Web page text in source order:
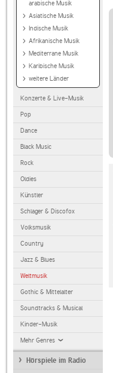
arabische Musik
Asiatische Musik
Indische Musik
Afrikanische Musik
Mediterrane Musik
Karibische Musik
weitere Länder
Konzerte & Live-Musik
Pop
Dance
Black Music
Rock
Oldies
Künstler
Schlager & Discofox
Volksmusik
Country
Jazz & Blues
Weltmusik
Gothic & Mittelalter
Soundtracks & Musical
Kinder-Musik
Mehr Genres
Hörspiele im Radio